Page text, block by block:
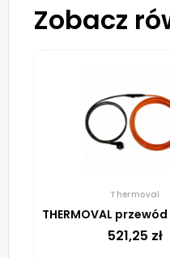
Zobacz
Thermoval
521,25 zł